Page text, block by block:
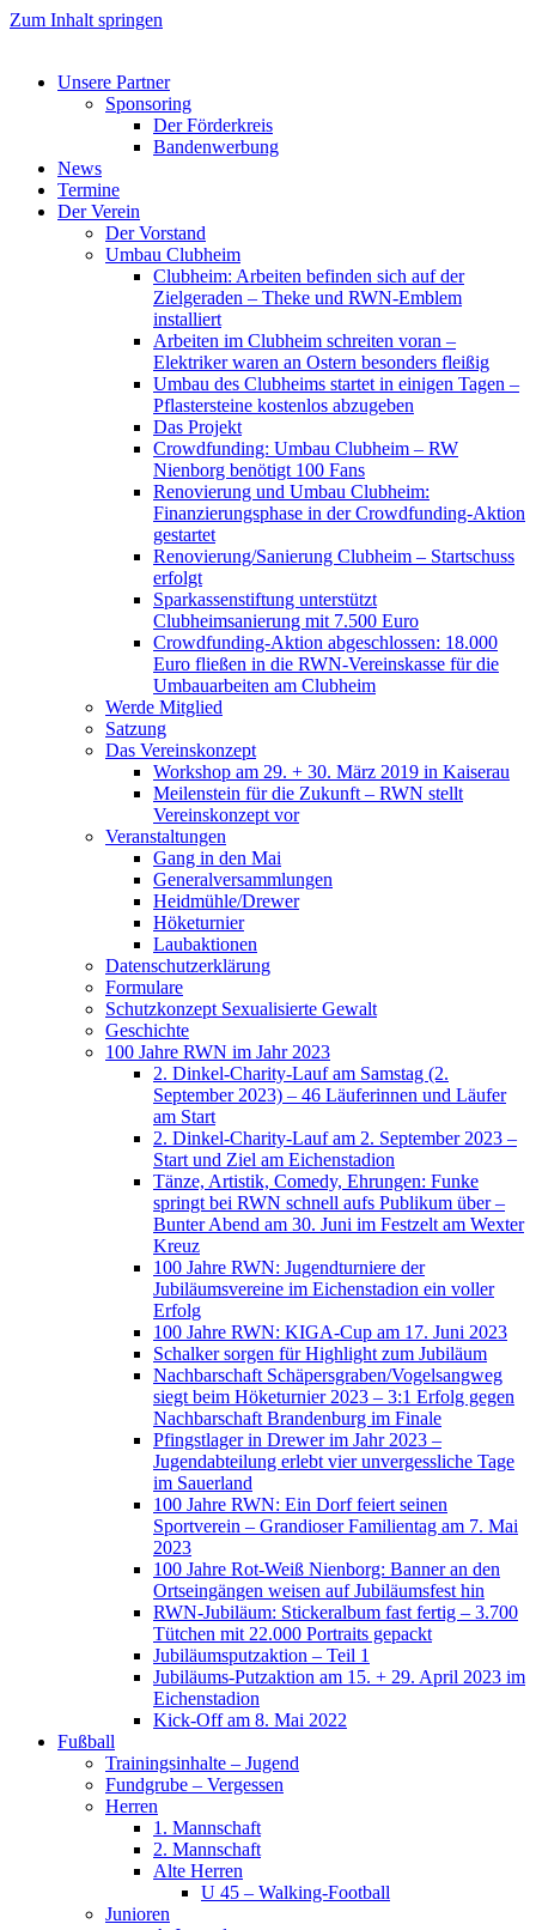
Zum Inhalt springen
Unsere Partner
Sponsoring
Der Förderkreis
Bandenwerbung
News
Termine
Der Verein
Der Vorstand
Umbau Clubheim
Clubheim: Arbeiten befinden sich auf der
Zielgeraden – Theke und RWN-Emblem
installiert
Arbeiten im Clubheim schreiten voran –
Elektriker waren an Ostern besonders fleißig
Umbau des Clubheims startet in einigen Tagen –
Pflastersteine kostenlos abzugeben
Das Projekt
Crowdfunding: Umbau Clubheim – RW
Nienborg benötigt 100 Fans
Renovierung und Umbau Clubheim:
Finanzierungsphase in der Crowdfunding-Aktion
gestartet
Renovierung/Sanierung Clubheim – Startschuss
erfolgt
Sparkassenstiftung unterstützt
Clubheimsanierung mit 7.500 Euro
Crowdfunding-Aktion abgeschlossen: 18.000
Euro fließen in die RWN-Vereinskasse für die
Umbauarbeiten am Clubheim
Werde Mitglied
Satzung
Das Vereinskonzept
Workshop am 29. + 30. März 2019 in Kaiserau
Meilenstein für die Zukunft – RWN stellt
Vereinskonzept vor
Veranstaltungen
Gang in den Mai
Generalversammlungen
Heidmühle/Drewer
Höketurnier
Laubaktionen
Datenschutzerklärung
Formulare
Schutzkonzept Sexualisierte Gewalt
Geschichte
100 Jahre RWN im Jahr 2023
2. Dinkel-Charity-Lauf am Samstag (2.
September 2023) – 46 Läuferinnen und Läufer
am Start
2. Dinkel-Charity-Lauf am 2. September 2023 –
Start und Ziel am Eichenstadion
Tänze, Artistik, Comedy, Ehrungen: Funke
springt bei RWN schnell aufs Publikum über –
Bunter Abend am 30. Juni im Festzelt am Wexter
Kreuz
100 Jahre RWN: Jugendturniere der
Jubiläumsvereine im Eichenstadion ein voller
Erfolg
100 Jahre RWN: KIGA-Cup am 17. Juni 2023
Schalker sorgen für Highlight zum Jubiläum
Nachbarschaft Schäpersgraben/Vogelsangweg
siegt beim Höketurnier 2023 – 3:1 Erfolg gegen
Nachbarschaft Brandenburg im Finale
Pfingstlager in Drewer im Jahr 2023 –
Jugendabteilung erlebt vier unvergessliche Tage
im Sauerland
100 Jahre RWN: Ein Dorf feiert seinen
Sportverein – Grandioser Familientag am 7. Mai
2023
100 Jahre Rot-Weiß Nienborg: Banner an den
Ortseingängen weisen auf Jubiläumsfest hin
RWN-Jubiläum: Stickeralbum fast fertig – 3.700
Tütchen mit 22.000 Portraits gepackt
Jubiläumsputzaktion – Teil 1
Jubiläums-Putzaktion am 15. + 29. April 2023 im
Eichenstadion
Kick-Off am 8. Mai 2022
Fußball
Trainingsinhalte – Jugend
Fundgrube – Vergessen
Herren
1. Mannschaft
2. Mannschaft
Alte Herren
U 45 – Walking-Football
Junioren